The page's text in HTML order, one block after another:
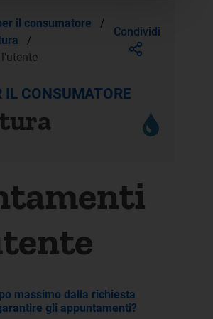
il consumatore
/
/
Condividi
IL CONSUMATORE
massimo dalla richiesta
gli appuntamenti?